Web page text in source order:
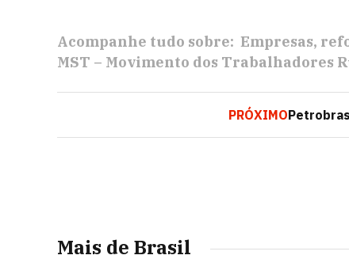
Acompanhe tudo sobre: Empresas
MST – Movimento dos Trabalhadores
PRÓXIMO
Mais de Brasil